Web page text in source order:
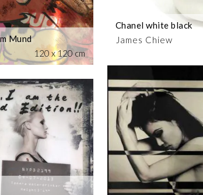
Mund
120 x 120 cm
James Chiew
Chanel white black